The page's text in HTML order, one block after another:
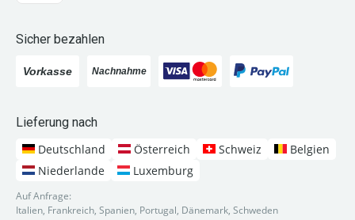
Sicher bezahlen
Lieferung nach
Deutschland
Österreich Schweiz
Belgien
Niederlande
Luxemburg
Auf Anfrage:
Italien, Frankreich, Spanien, Portugal, Dänemark, Schweden